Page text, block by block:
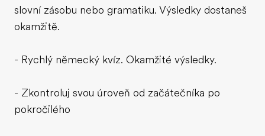
slovní zásobu nebo gramatiku. Výsledky dostaneš
okamžitě.
- Rychlý německý kvíz. Okamžité výsledky.
- Zkontroluj svou úroveň od začátečníka po
pokročilého